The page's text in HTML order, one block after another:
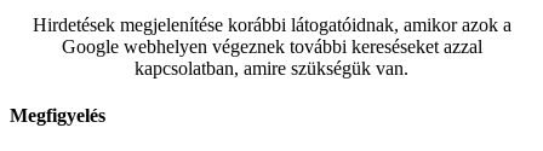
Hirdetések megjelenítése korábbi látogatóidnak, amikor azok a
Google webhelyen végeznek további kereséseket azzal
kapcsolatban, amire szükségük van.
Megfigyelés